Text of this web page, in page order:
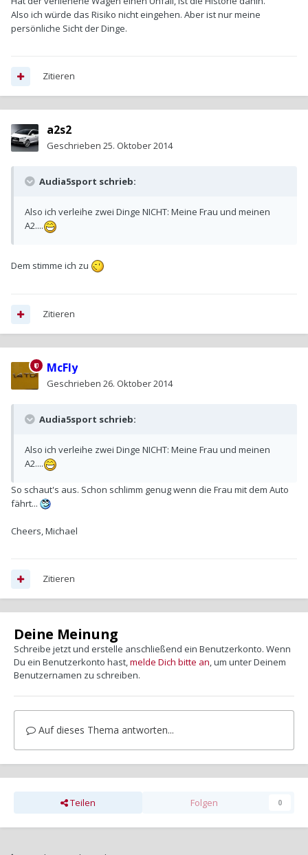
Also ich würde das Risiko nicht eingehen. Aber ist nur meine
persönliche Sicht der Dinge.
Zitieren
a2s2
Geschrieben 25. Oktober 2014
Audia5sport schrieb:
Also ich verleihe zwei Dinge NICHT: Meine Frau und meinen
A2....
Dem stimme ich zu
Zitieren
McFly
Geschrieben 26. Oktober 2014
Audia5sport schrieb:
Also ich verleihe zwei Dinge NICHT: Meine Frau und meinen
A2....
So schaut's aus. Schon schlimm genug wenn die Frau mit dem Auto
fährt...
Cheers, Michael
Zitieren
Deine Meinung
Schreibe jetzt und erstelle anschließend ein Benutzerkonto. Wenn
Du ein Benutzerkonto hast,melde Dich bitte an, um unter Deinem
Benutzernamen zu schreiben.
Auf dieses Thema antworten...
Teilen Folgen 0